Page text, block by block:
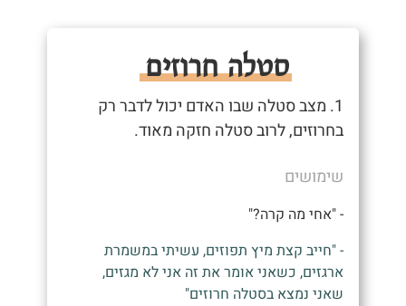
סטלה חרוזים
1. מצב סטלה שבו האדם יכול לדבר רק
בחרוזים, לרוב סטלה חזקה מאוד.
שימושים
- "אחי מה קרה?"
- "חייב קצת מיץ תפוזים, עשיתי במשמרת
ארגזים, כשאני אומר את זה אני לא מגזים,
שאני נמצא בסטלה חרוזים"